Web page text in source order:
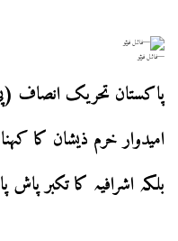
—فائل فوٹو
پاکستان تحریک انصاف
امیدوار خرم ذیشان کا
بلکہ اشرافیہ کا تکبر پاش